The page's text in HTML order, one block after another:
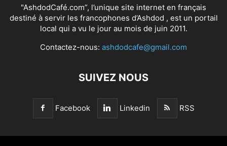
"AshdodCafé.com”, l’unique site internet en français
destiné à servir les francophones d’Ashdod , est un portail
local qui a vu le jour au mois de juin 2011.
Contactez-nous: ashdodcafe@gmail.com
SUIVEZ NOUS
Facebook Linkedin RSS